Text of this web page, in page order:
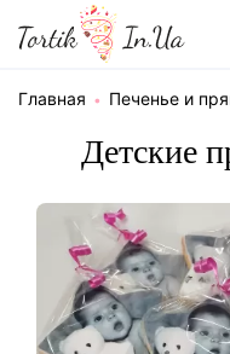
Главная Печенье и
Детские